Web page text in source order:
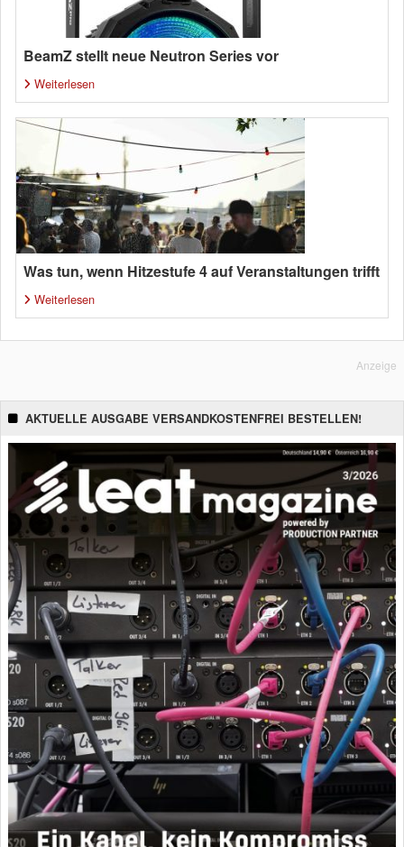
BeamZ stellt neue Neutron Series vor
Weiterlesen
Was tun, wenn Hitzestufe 4 auf Veranstaltungen trifft
Weiterlesen
Anzeige
AKTUELLE AUSGABE VERSANDKOSTENFREI BESTELLEN!